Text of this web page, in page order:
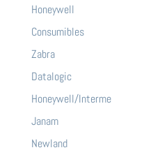
Honeywell
Consumibles
Zabra
Datalogic
Honeywell/Interme
Janam
Newland